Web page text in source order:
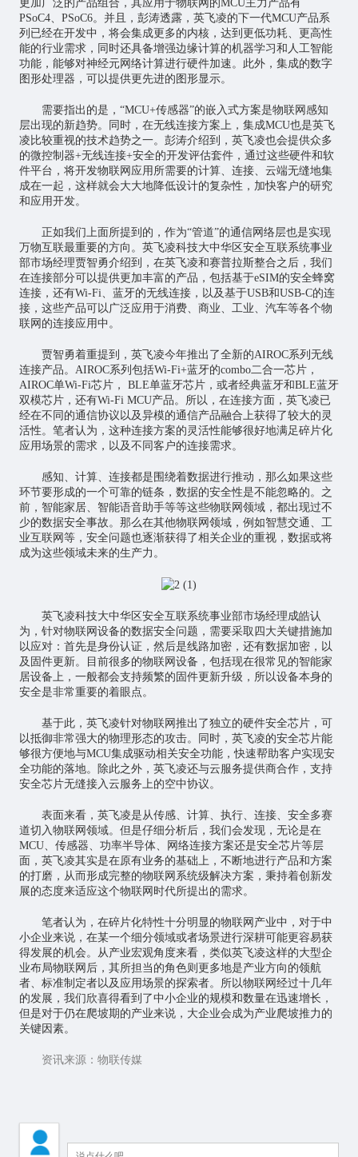
更加广泛的产品组合，其应用于物联网的MCU主力产品有
PSoC4、PSoC6。并且，彭涛透露，英飞凌的下一代MCU产品系
列已经在开发中，将会集成更多的内核，达到更低功耗、更高性
能的行业需求，同时还具备增强边缘计算的机器学习和 人工智能
功能，能够对神经元网络计算进行硬件加速。此外，集成的数字
图形处理器，可以提供更先进的图形显示。
需要指出的是，“MCU+传感器”的嵌入式方案是物联网感知
层出现的新趋势。同时，在无线连接方案上，集成MCU也是英飞
凌比较重视的技术趋势之一。彭涛介绍到，英飞凌也会提供众多
的微控制器+无线连接+安全的开发评估套件，通过这些硬件和软
件平台，将开发物联网应用所需要的计算、连接、云端无缝地集
成在一起，这样就会大大地降低设计的复杂性，加快客户的研究
和应用开发。
正如我们上面所提到的，作为“管道”的通信网络层也是实现
万物互联最重要的方向。英飞凌科技大中华区安全互联系统事业
部市场经理贾智勇介绍到，在英飞凌和赛普拉斯整合之后，我们
在连接部分可以提供更加丰富的产品，包括基于eSIM的安全蜂窝
连接，还有Wi-Fi、蓝牙的无线连接，以及基于USB和USB-C的连
接，这些产品可以广泛应用于消费、商业、工业、汽车等各个物
联网的连接应用中。
贾智勇着重提到，英飞凌今年推出了全新的AIROC系列无线
连接产品。AIROC系列包括Wi-Fi+蓝牙的combo二合一芯片，
AIROC单Wi-Fi芯片， BLE单蓝牙芯片，或者经典蓝牙和BLE蓝牙
双模芯片，还有Wi-Fi MCU产品。所以，在连接方面，英飞凌已
经在不同的通信协议以及异模的通信产品融合上获得了较大的灵
活性。笔者认为，这种连接方案的灵活性能够很好地满足碎片化
应用场景的需求，以及不同客户的连接需求。
感知、计算、连接都是围绕着数据进行推动，那么如果这些
环节要形成的一个可靠的链条，数据的安全性是不能忽略的。之
前，智能家居、智能语音助手等等这些物联网领域，都出现过不
少的数据安全事故。那么在其他物联网领域，例如智慧交通、 工
业互联网等，安全问题也逐渐获得了相关企业的重视，数据或将
成为这些领域未来的生产力。
英飞凌科技大中华区安全互联系统事业部市场经理成皓认
为，针对物联网设备的数据安全问题，需要采取四大关键措施加
以应对：首先是身份认证，然后是线路加密，还有数据加密，以
及固件更新。目前很多的物联网设备，包括现在很常见的智能家
居设备上，一般都会支持频繁的固件更新升级，所以设备本身的
安全是非常重要的着眼点。
基于此，英飞凌针对物联网推出了独立的硬件安全芯片，可
以抵御非常强大的物理形态的攻击。同时，英飞凌的安全芯片能
够很方便地与MCU集成驱动相关安全功能，快速帮助客户实现安
全功能的落地。除此之外，英飞凌还与云服务提供商合作，支持
安全芯片无缝接入云服务上的空中协议。
表面来看，英飞凌是从传感、计算、执行、连接、安全多赛
道切入物联网领域。但是仔细分析后，我们会发现，无论是在
MCU、传感器、功率半导体、网络连接方案还是安全芯片等层
面，英飞凌其实是在原有业务的基础上，不断地进行产品和方案
的打磨，从而形成完整的物联网系统级解决方案，秉持着创新发
展的态度来适应这个物联网时代所提出的需求。
笔者认为，在碎片化特性十分明显的物联网产业中，对于中
小企业来说，在某一个细分领域或者场景进行深耕可能更容易获
得发展的机会。从产业宏观角度来看，类似英飞凌这样的大型企
业布局物联网后，其所担当的角色则更多地是产业方向的领航
者、标准制定者以及应用场景的探索者。所以物联网经过十几年
的发展，我们欣喜得看到了中小企业的规模和数量在迅速增长，
但是对于仍在爬坡期的产业来说，大企业会成为产业爬坡推力的
关键因素。
资讯来源：物联传媒